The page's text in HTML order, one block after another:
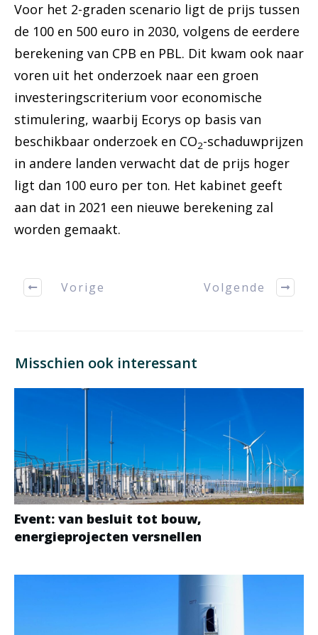
Voor het 2-graden scenario ligt de prijs tussen
de 100 en 500 euro in 2030, volgens de eerdere
berekening van CPB en PBL. Dit kwam ook naar
voren uit het onderzoek naar een groen
investeringscriterium voor economische
stimulering, waarbij Ecorys op basis van
beschikbaar onderzoek en CO2-schaduwprijzen
in andere landen verwacht dat de prijs hoger
ligt dan 100 euro per ton. Het kabinet geeft
aan dat in 2021 een nieuwe berekening zal
worden gemaakt.
Vorige Volgende
Misschien ook interessant
Event: van besluit tot bouw,
energieprojecten versnellen